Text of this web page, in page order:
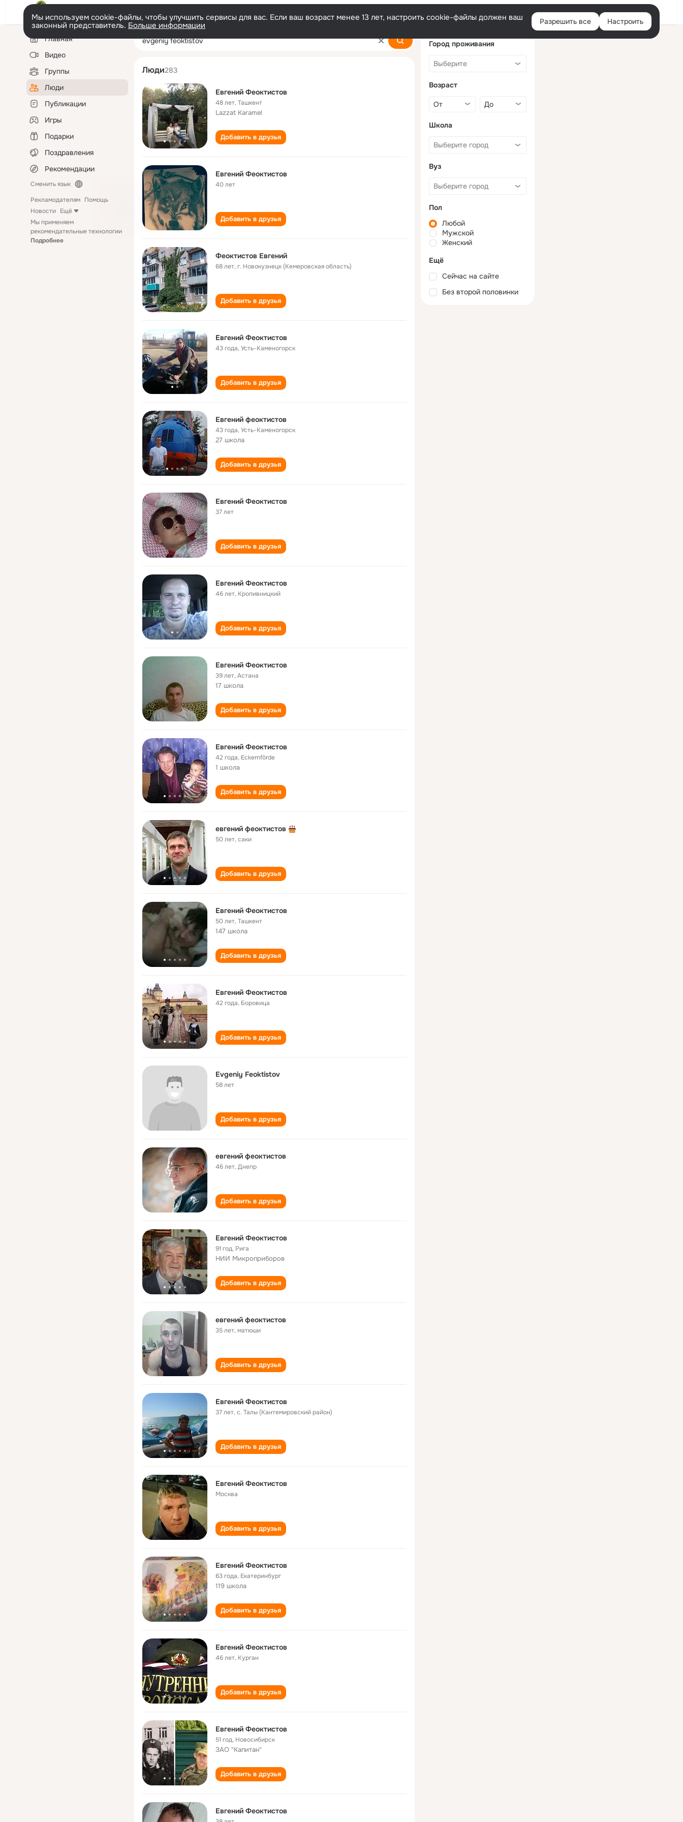
Войти
Мы используем cookie-файлы, чтобы улучшить сервисы для вас. Если ваш возраст менее 13 лет, настроить cookie-файлы должен ваш
законный представитель. Больше информации Разрешить все Настроить
Левая
колонкаГлавная
Видео
Группы
Люди
Публикации
Игры
Подарки
Поздравления
Рекомендации
Сменить язык
Рекламодателям Помощь
Новости Ещё
Мы применяем
рекомендательные технологии
Подробнее
evgeniy feoktistov
Люди283
Евгений Феоктистов
48 лет,Ташкент
Lazzat Karamel
Добавить в друзья
Евгений Феоктистов
40 лет
Добавить в друзья
Феоктистов Евгений
68 лет,г. Новокузнецк (Кемеровская область)
Добавить в друзья
Евгений Феоктистов
43 года,Усть-Каменогорск
Добавить в друзья
Евгений феоктистов
43 года,Усть-Каменогорск
27 школа
Добавить в друзья
Евгений Феоктистов
37 лет
Добавить в друзья
Евгений Феоктистов
46 лет, Кропивницкий
Добавить в друзья
Евгений Феоктистов
39 лет,Астана
17 школа
Добавить в друзья
Евгений Феоктистов
42 года, Eckernförde
1 школа
Добавить в друзья
евгений феоктистов
50 лет,саки
Добавить в друзья
Евгений Феоктистов
50 лет,Ташкент
147 школа
Добавить в друзья
Евгений Феоктистов
42 года, Боровица
Добавить в друзья
Evgeniy Feoktistov
58 лет
Добавить в друзья
евгений феоктистов
46 лет,Днепр
Добавить в друзья
Евгений Феоктистов
91 год, Рига
НИИ Микроприборов
Добавить в друзья
евгений феоктистов
35 лет,матюши
Добавить в друзья
Евгений Феоктистов
37 лет,с. Талы (Кантемировский район)
Добавить в друзья
Евгений Феоктистов
Москва
Добавить в друзья
Евгений Феоктистов
63 года, Екатеринбург
119 школа
Добавить в друзья
Евгений Феоктистов
46 лет, Курган
Добавить в друзья
Евгений Феоктистов
51 год, Новосибирск
ЗАО "Капитан"
Добавить в друзья
Евгений Феоктистов
Город проживания
Возраст
Школа
Вуз
Пол
Любой
Мужской
Женский
Ещё
Сейчас на сайте
Без второй половинки